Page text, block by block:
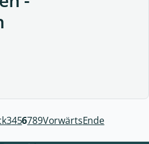
3456789VorwärtsEnde